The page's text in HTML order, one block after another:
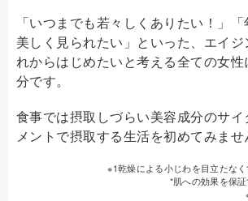
「いつまでも若々しくありたい！」
美しく見られたい」といった、エイ
れからはじめたいと考える全ての女
分です。
食事では摂取しづらい美容成分のサイ
メントで摂取する生活を初めてみませ
※1乾燥による小じわを目立たなく
*肌への効果を保